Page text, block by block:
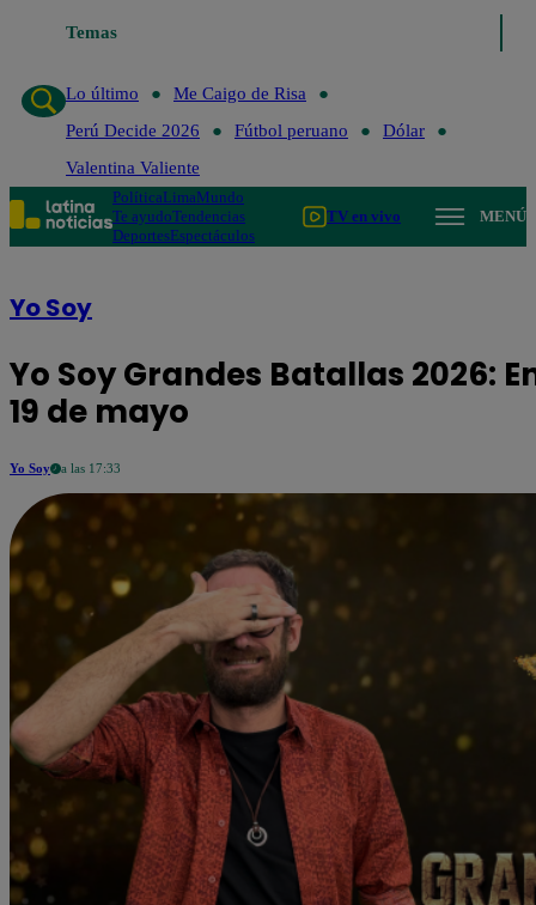
Temas
Lo último
Me Caigo de Risa
Perú Decide 2026
Fútbol peruano
Dólar
Valentina Valiente
PolíticaLimaMundo
Te ayudoTendencias
DeportesEspectáculos
TV en vivo MENÚ
Yo Soy
Yo Soy Grandes Batallas 2026:
19 de mayo
Yo Soy a las 17:33